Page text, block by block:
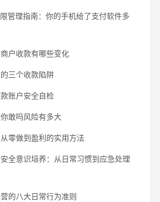
管理指南：你的手机给了支付软件多
户收款有哪些变化
三个收款陷阱
账户安全自检
敢吗风险有多大
零做到盈利的实用方法
全意识培养：从日常习惯到应急处理
的八大日常行为准则